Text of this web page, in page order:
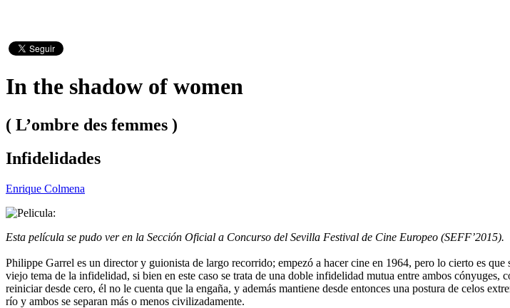
In the shadow of women
( L’ombre des femmes )
Infidelidades
Enrique Colmena
Esta película se pudo ver en la Sección Oficial a Concurso del Sevilla Festival de Cine Europeo (SEFF’2015).
Philippe Garrel es un director y guionista de largo recorrido; empezó a hacer cine en 1964, pero lo cierto es
viejo tema de la infidelidad, si bien en este caso se trata de una doble infidelidad mutua entre ambos
reiniciar desde cero, él no le cuenta que la engaña, y además mantiene desde entonces una postura de celos
río y ambos se separan más o menos civilizadamente.